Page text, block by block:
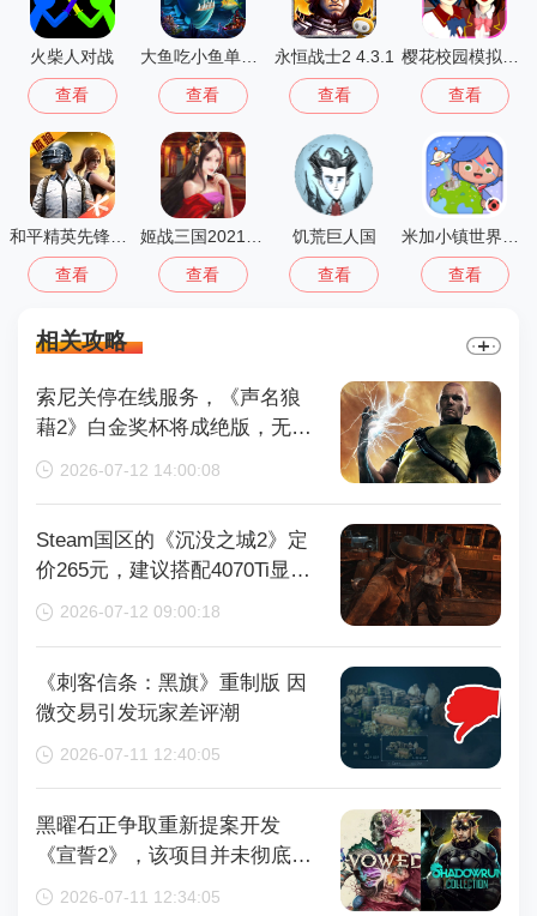
火柴人对战
查看
大鱼吃小鱼单机版(Big Fish Eat Small Fish)
查看
永恒战士2 4.3.1
查看
樱花校园模拟器大更新无广告
查看
查看 查看
饥荒巨人国
查看 查看
相关攻略
索尼关停在线服务，《声名狼
藉2》白金奖杯将成绝版，无法
再获取
2026-07-12 14:00:08
Steam国区的《沉没之城2》定
价265元，建议搭配4070Ti显卡
以获得较好体验
2026-07-12 09:00:18
《刺客信条：黑旗》重制版 因
微交易引发玩家差评潮
2026-07-11 12:40:05
黑曜石正争取重新提案开发
《宣誓2》，该项目并未彻底取
消
2026-07-11 12:34:05